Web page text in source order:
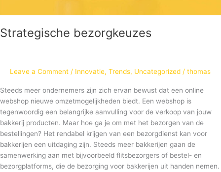
Strategische bezorgkeuzes
Leave a Comment / Innovatie, Trends, Uncategorized / thomas
Steeds meer ondernemers zijn zich ervan bewust dat een online
webshop nieuwe omzetmogelijkheden biedt. Een webshop is
tegenwoordig een belangrijke aanvulling voor de verkoop van jouw
bakkerij producten. Maar hoe ga je om met het bezorgen van de
bestellingen? Het rendabel krijgen van een bezorgdienst kan voor
bakkerijen een uitdaging zijn. Steeds meer bakkerijen gaan de
samenwerking aan met bijvoorbeeld flitsbezorgers of bestel- en
bezorgplatforms, die de bezorging voor bakkerijen uit handen nemen.